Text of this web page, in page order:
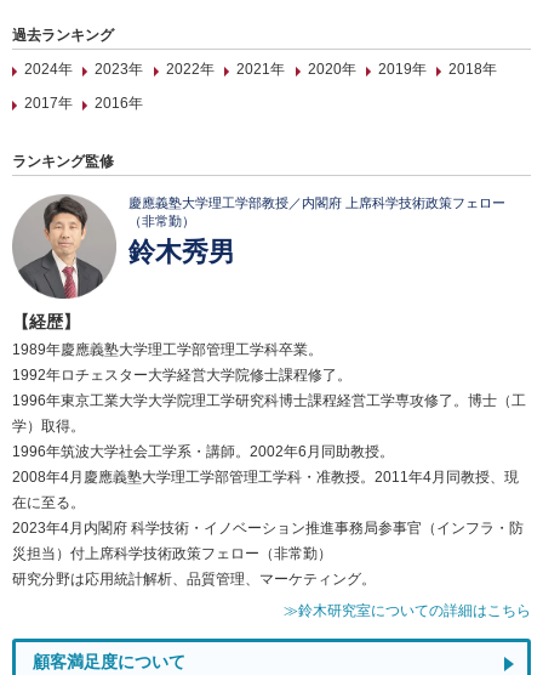
過去ランキング
2024年
2023年 2022年 2021年 2020年 2019年
2018年
2017年
2016年
ランキング監修
慶應義塾大学理工学部教授／内閣府 上席科学技術政策フェロー
（非常勤）
鈴木秀男
【経歴】
1989年慶應義塾大学理工学部管理工学科卒業。
1992年ロチェスター大学経営大学院修士課程修了。
1996年東京工業大学大学院理工学研究科博士課程経営工学専攻修了。博士（工
学）取得。
1996年筑波大学社会工学系・講師。2002年6月同助教授。
2008年4月慶應義塾大学理工学部管理工学科・准教授。2011年4月同教授、現
在に至る。
2023年4月内閣府 科学技術・イノベーション推進事務局参事官（インフラ・防
災担当）付上席科学技術政策フェロー（非常勤）
研究分野は応用統計解析、品質管理、マーケティング。
≫鈴木研究室についての詳細はこちら
顧客満足度について